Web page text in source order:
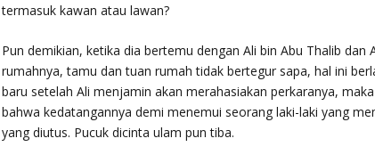
termasuk kawan atau lawan?
Pun demikian, ketika dia bertemu dengan Ali bin Abu Thalib
rumahnya, tamu dan tuan rumah tidak bertegur sapa, hal ini
baru setelah Ali menjamin akan merahasiakan perkaranya,
bahwa kedatangannya demi menemui seorang laki-laki yang
yang diutus. Pucuk dicinta ulam pun tiba.